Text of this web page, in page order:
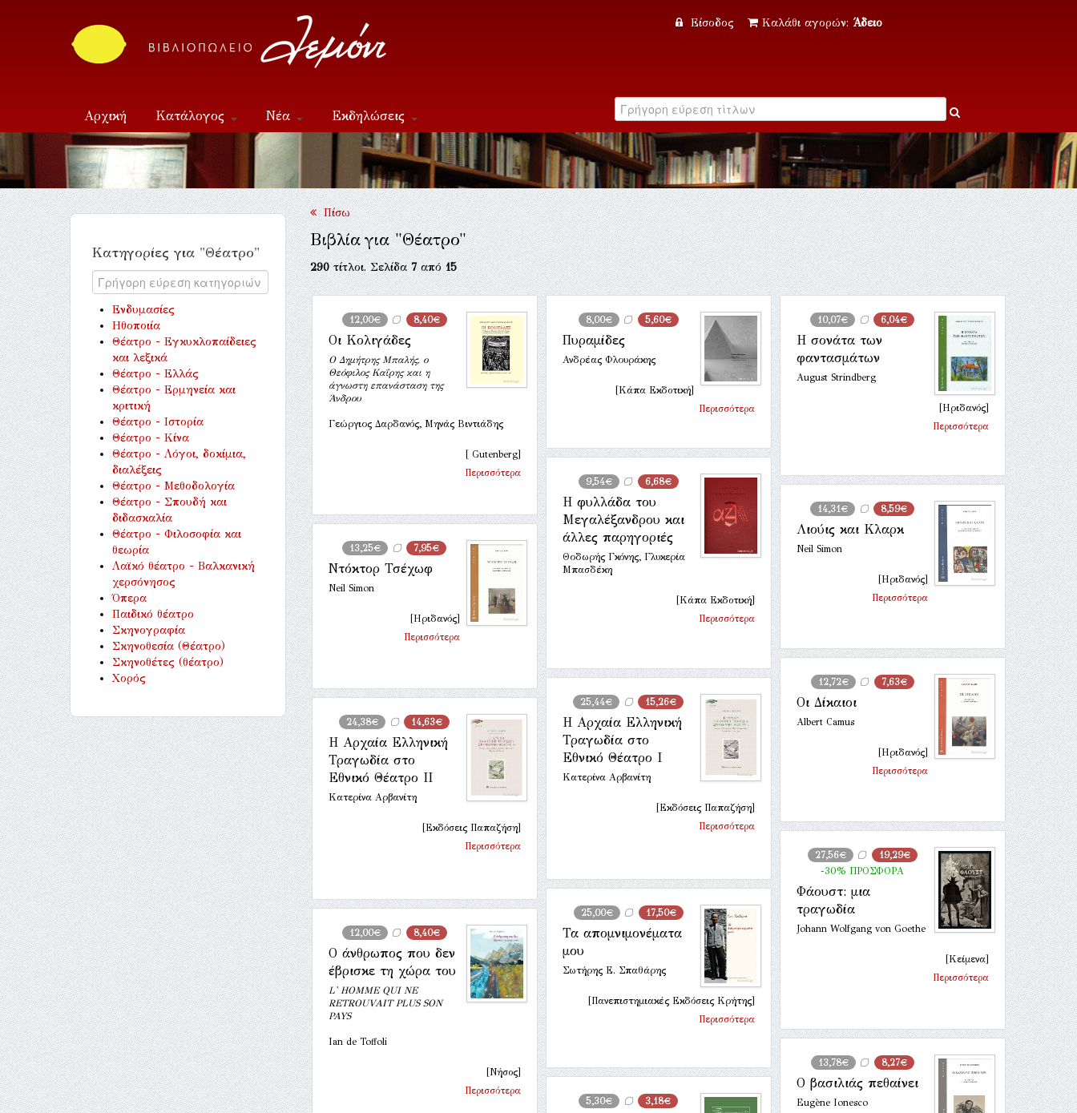
Είσοδος Καλάθι αγορών: Άδειο
Αρχική Κατάλογος Νέα Εκδηλώσεις
Επικοινωνία
Κατηγορίες για "Θέατρο"
Ενδυμασίες
Ηθοποιία
Θέατρο - Εγκυκλοπαίδειες
και λεξικά
Θέατρο - Ελλάς
Θέατρο - Ερμηνεία και
κριτική
Θέατρο - Ιστορία
Θέατρο - Κίνα
Θέατρο - Λόγοι, δοκίμια,
διαλέξεις
Θέατρο - Μεθοδολογία
Θέατρο - Σπουδή και
διδασκαλία
Θέατρο - Φιλοσοφία και
θεωρία
Λαϊκό θέατρο - Βαλκανική
χερσόνησος
Όπερα
Παιδικό θέατρο
Σκηνογραφία
Σκηνοθεσία (Θέατρο)
Σκηνοθέτες (θέατρο)
Χορός
Πίσω
Βιβλία για "Θέατρο"
290τίτλοι. Σελίδα7από15
12,00€ 8,40€
Οι Κολιγάδες
Ο Δημήτρης Μπαλής, ο
Θεόφιλος Καΐρης και η
άγνωστη επανάσταση της
Άνδρου
Γεώργιος Δαρδανός, Μηνάς Βιντιάδης
[ Gutenberg]
Περισσότερα
8,00€ 5,60€
Πυραμίδες
Ανδρέας Φλουράκης
[Κάπα Εκδοτική]
Περισσότερα
10,07€ 6,04€
Η σονάτα των
φαντασμάτων
August Strindberg
[Ηριδανός]
Περισσότερα
9,54€ 6,68€
Η φυλλάδα του
Μεγαλέξανδρου και
άλλες παρηγοριές
Θοδωρής Γκόνης, Γλυκερία
Μπασδέκη
[Κάπα Εκδοτική]
Περισσότερα
14,31€ 8,59€
Λιούις και Κλαρκ
Neil Simon
[Ηριδανός]
Περισσότερα
13,25€ 7,95€
Ντόκτορ Τσέχωφ
Neil Simon
[Ηριδανός]
Περισσότερα
12,72€ 7,63€
Οι Δίκαιοι
Albert Camus
[Ηριδανός]
Περισσότερα
25,44€ 15,26€
Η Αρχαία Ελληνική
Τραγωδία στο
Εθνικό Θέατρο Ι
Κατερίνα Αρβανίτη
[Εκδόσεις Παπαζήση]
Περισσότερα
24,38€ 14,63€
Η Αρχαία Ελληνική
Τραγωδία στο
Εθνικό Θέατρο ΙΙ
Κατερίνα Αρβανίτη
[Εκδόσεις Παπαζήση]
Περισσότερα
27,56€
19,29€
-30% ΠΡΟΣΦΟΡΑ
Φάουστ: μια
τραγωδία
Johann Wolfgang von Goethe
[Κείμενα]
Περισσότερα
25,00€ 17,50€
Τα απομνιμονέματα
μου
Σωτήρης Ε. Σπαθάρης
[Πανεπιστημιακές Εκδόσεις Κρήτης]
Περισσότερα
12,00€ 8,40€
Ο άνθρωπος που δεν
έβρισκε τη χώρα του
L' HOMME QUI NE
RETROUVAIT PLUS SON
PAYS
Ian de Toffoli
[Νήσος]
Περισσότερα
13,78€ 8,27€
Ο βασιλιάς πεθαίνει
Eugène Ionesco
5,30€ 3,18€